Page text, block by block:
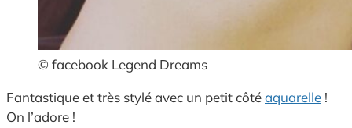
© facebook Legend Dreams
Fantastique et très stylé avec un petit côtéaquarelle !
On l’adore !